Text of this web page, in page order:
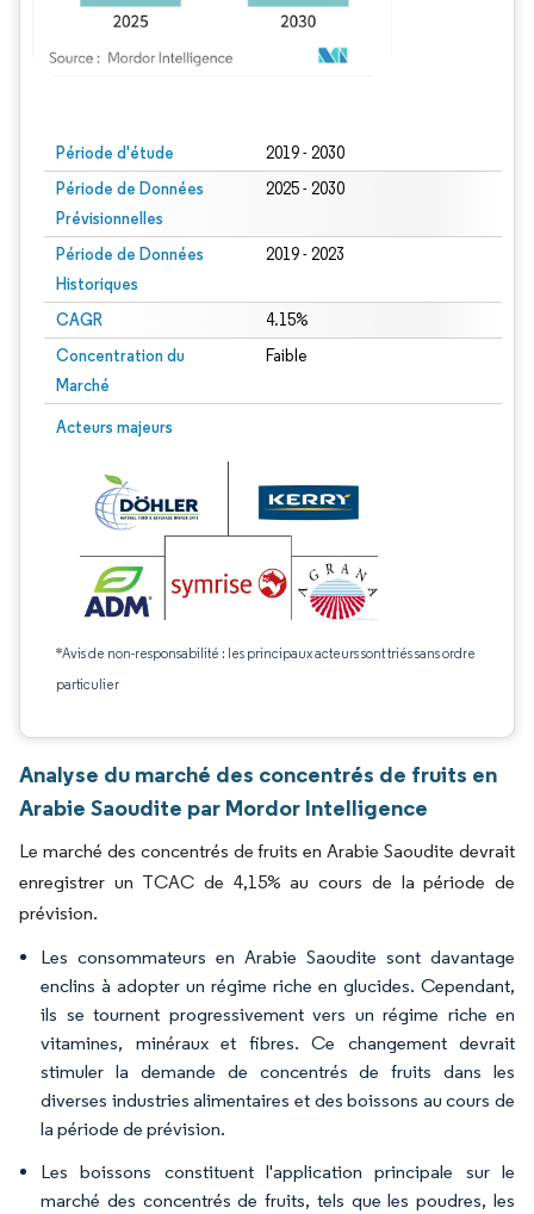
Période d'étude 2019 - 2030
Période de Données
Prévisionnelles
2025 - 2030
Période de Données
Historiques
2019 - 2023
CAGR 4.15%
Concentration du
Marché
Faible
Acteurs majeurs
*Avis de non-responsabilité : les principaux acteurs sont triés sans ordre
particulier
Analyse du marché des concentrés de fruits en
Arabie Saoudite par Mordor Intelligence
Le marché des concentrés de fruits en Arabie Saoudite devrait
enregistrer un TCAC de 4,15% au cours de la période de
prévision.
Les consommateurs en Arabie Saoudite sont davantage
enclins à adopter un régime riche en glucides. Cependant,
ils se tournent progressivement vers un régime riche en
vitamines, minéraux et fibres. Ce changement devrait
stimuler la demande de concentrés de fruits dans les
diverses industries alimentaires et des boissons au cours de
la période de prévision.
Les boissons constituent l'application principale sur le
marché des concentrés de fruits, tels que les poudres, les